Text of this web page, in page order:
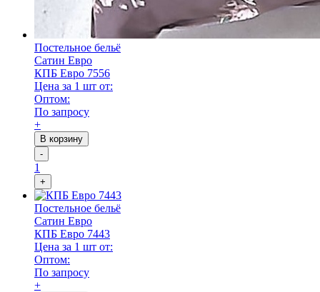
Постельное бельё
Сатин Евро
КПБ Евро 7556
Цена за 1 шт от:
Оптом:
По запросу
+
В корзину
-
1
+
Постельное бельё
Сатин Евро
КПБ Евро 7443
Цена за 1 шт от:
Оптом:
По запросу
+